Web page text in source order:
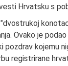
Hrvatsku s
Ovako je
pozdrav kojemu
registrirane